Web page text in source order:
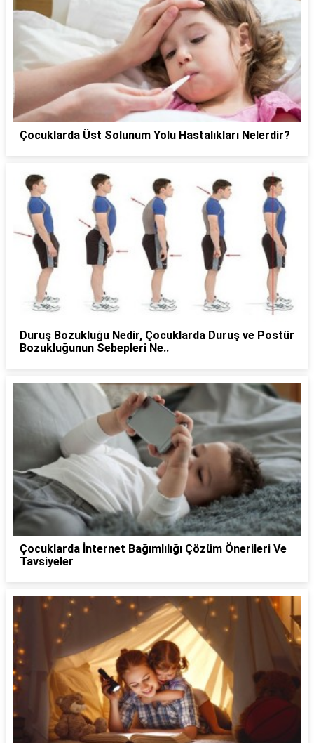
Çocuklarda Üst Solunum Yolu Hastalıkları Nelerdir?
Duruş Bozukluğu Nedir, Çocuklarda Duruş ve Postür
Bozukluğunun Sebepleri Ne..
Çocuklarda İnternet Bağımlılığı Çözüm Önerileri Ve
Tavsiyeler